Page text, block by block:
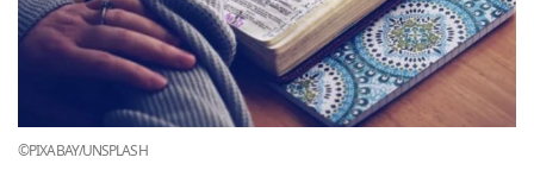
©PIXABAY/UNSPLASH